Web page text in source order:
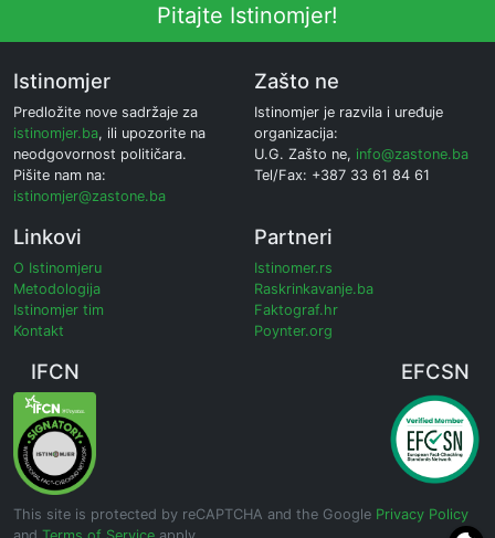
Pitajte Istinomjer!
Istinomjer
Predložite nove sadržaje za
istinomjer.ba, ili upozorite na
neodgovornost političara.
Pišite nam na:
istinomjer@zastone.ba
Zašto ne
Istinomjer je razvila i uređuje
organizacija:
U.G. Zašto ne, info@zastone.ba
Tel/Fax: +387 33 61 84 61
Linkovi
O Istinomjeru
Metodologija
Istinomjer tim
Kontakt
Partneri
Istinomer.rs
Raskrinkavanje.ba
Faktograf.hr
Poynter.org
IFCN EFCSN
This site is protected by reCAPTCHA and the Google Privacy Policy